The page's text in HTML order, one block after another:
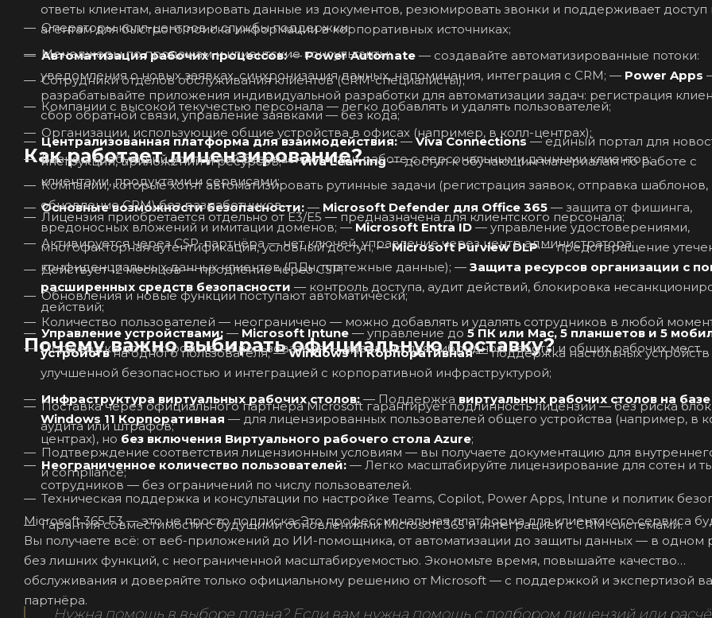
ответы клиентам, анализировать данные из документов, резюмировать звонки и поддерживает доступ
агентам для быстрого поиска информации в корпоративных источниках;
Автоматизация рабочих процессов: — Power Automate — создавайте автоматизированные потоки:
уведомления о новых заявках, синхронизация данных, напоминания, интеграция с CRM; — Power Apps
разрабатывайте приложения индивидуальной разработки для автоматизации задач: регистрация
сбор обратной связи, управление заявками — без кода;
Централизованная платформа для взаимодействия: —Viva Connections— единый портал для
инструкций, приложений и ресурсов; —Viva Learning— доступ к обучающим материалам по работе с
клиентами, продуктами и сервисами;
Основные возможности безопасности: — Microsoft Defender для Office 365 — защита от фишинга,
вредоносных вложений и имитации доменов; — Microsoft Entra ID — управление удостоверениями,
многофакторная аутентификация, условный доступ; —Microsoft Purview DLP— предотвращение
конфиденциальных данных клиентов (ПДн, платежные данные); — Защита ресурсов организации с
расширенных средств безопасности — контроль доступа, аудит действий, блокировка
действий;
Управление устройствами: — Microsoft Intune — управление до 5 ПК или Mac, 5 планшетов и 5
устройств
на одного пользователя; —Windows 11 Корпоративная— поддержка настольных устройств
улучшенной безопасностью и интеграцией с корпоративной инфраструктурой;
Инфраструктура виртуальных рабочих столов: — Поддержка виртуальных рабочих столов на базе
Windows 11 Корпоративная — для лицензированных пользователей общего устройства (например, в
центрах), но без включения Виртуального рабочего стола Azure;
Неограниченное количество пользователей:
сотрудников — без ограничений по числу пользователей.
Операторы колл-центров и службы поддержки;
Менеджеры по продажам и клиентские консультанты;
Сотрудники отделов обслуживания клиентов (CRM-специалисты);
Компании с высокой текучестью персонала — легко добавлять и удалять пользователей;
Организации, использующие общие устройства в офисах (например, в колл-центрах);
Бизнес, требующий усиленной безопасности при работе с персональными данными клиентов;
Компании, которые хотят автоматизировать рутинные задачи (регистрация заявок, отправка шаблонов,
обновление CRM) без разработчиков.
Как работает лицензирование?
Лицензия приобретается отдельно от E3/E5 — предназначена для клиентского персонала;
Активируется через CSP-партнёра — нет ключей, управление через центр администратора;
Действует 12 месяцев — продление через CSP;
Обновления и новые функции поступают автоматически;
Количество пользователей — неограничено — можно добавлять и удалять сотрудников в любой
Поддержка до 5 устройств на пользователя — идеально для гибридной работы и общих рабочих мест.
Почему важно выбирать официальную поставку?
Поставка через официального партнёра Microsoft гарантирует подлинность лицензии — без риска
аудита или штрафов;
Подтверждение соответствия лицензионным условиям — вы получаете документацию для
и compliance;
Техническая поддержка и консультации по настройке Teams, Copilot, Power Apps, Intune и политик
Гарантия совместимости с будущими обновлениями Microsoft 365 и интеграцией с CRM-системами.
Microsoft 365 F3 — это не просто подписка. Это профессиональная платформа для клиентского сервиса
Вы получаете всё: от веб-приложений до ИИ-помощника, от автоматизации до защиты данных — в одном
без лишних функций, с неограниченной масштабируемостью. Экономьте время, повышайте качество
обслуживания и доверяйте только официальному решению от Microsoft — с поддержкой и экспертизой
партнёра.
Нужна помощь в выборе плана? Если вам нужна помощь с подбором лицензий или